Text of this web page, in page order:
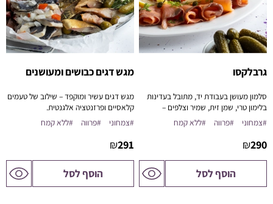
גרבלקסו
סלמון מעושן בעבודת יד, מתובל בעדינות
בלימון טרי, שמן זית, שמיר וצלפים –
קלאסיקה סקנדינבית בטוויסט של פיקאסו.
#צמחוני #פרווה #ללא קמח
290
₪
הוסף לסל לדף
המוצר
מגש דגים כבושים ומעושנים
מגש דגים עשיר ומוקפד – שילוב של טעמים
קלאסיים ופרזנטציה אלגנטית.
#צמחוני
#פרווה #ללא קמח
291
₪
הוסף לסל לדף
המוצר